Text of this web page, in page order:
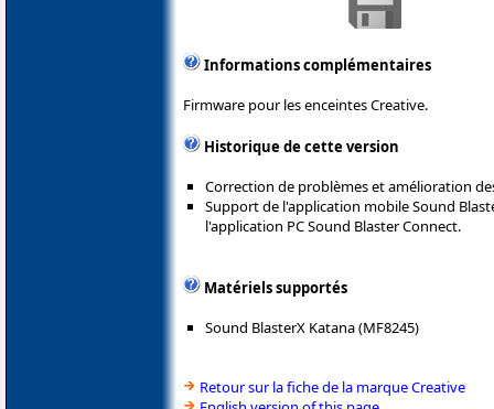
Informations complémentaires
Firmware pour les enceintes Creative.
Historique de cette version
Correction de problèmes et amélioration
Support de l'application mobile Sound
l'application PC Sound Blaster Connect.
Matériels supportés
Sound BlasterX Katana (MF8245)
Retour sur la fiche de la marque Creative